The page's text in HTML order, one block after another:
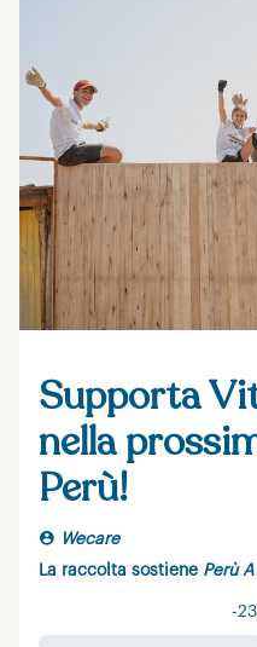
Supporta
nella
Perù!
Wecare
La raccolta sostiene Perù A
-